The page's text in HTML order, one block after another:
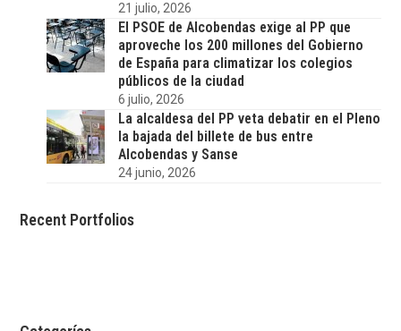
21 julio, 2026
El PSOE de Alcobendas exige al PP que
aproveche los 200 millones del Gobierno
de España para climatizar los colegios
públicos de la ciudad
6 julio, 2026
La alcaldesa del PP veta debatir en el Pleno
la bajada del billete de bus entre
Alcobendas y Sanse
24 junio, 2026
Recent Portfolios